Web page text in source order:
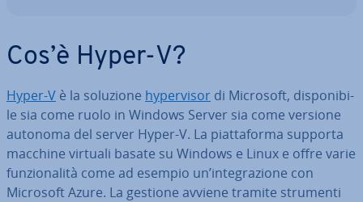
Cos’è Hyper-V?
Hyper-V è la soluzione hy­per­vi­sor di Microsoft, di­spo­ni­bi­
le sia come ruolo in Windows Server sia come versione
autonoma del server Hyper-V. La piat­ta­for­ma supporta
macchine virtuali basate su Windows e Linux e offre varie
fun­zio­na­li­tà come ad esempio un’in­te­gra­zio­ne con
Microsoft Azure. La gestione avviene tramite strumenti